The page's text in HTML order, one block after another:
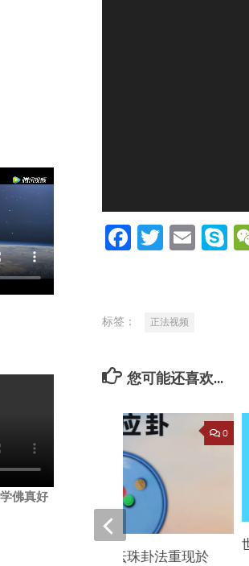
Facebook
Twitter
标签： 正法视频
您可能还喜欢...
0
真正的马头明王水坛珠卦法重现於
佛真好